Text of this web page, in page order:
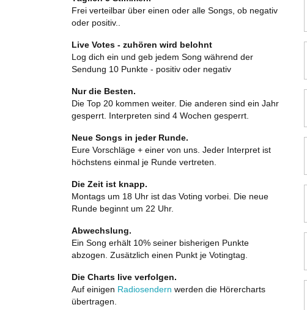
Frei verteilbar über einen oder alle Songs, ob negativ
oder positiv..
Live Votes - zuhören wird belohnt
Log dich ein und geb jedem Song während der
Sendung 10 Punkte - positiv oder negativ
Nur die Besten.
Die Top 20 kommen weiter. Die anderen sind ein Jahr
gesperrt. Interpreten sind 4 Wochen gesperrt.
Neue Songs in jeder Runde.
Eure Vorschläge + einer von uns. Jeder Interpret ist
höchstens einmal je Runde vertreten.
Die Zeit ist knapp.
Montags um 18 Uhr ist das Voting vorbei. Die neue
Runde beginnt um 22 Uhr.
Abwechslung.
Ein Song erhält 10% seiner bisherigen Punkte
abzogen. Zusätzlich einen Punkt je Votingtag.
Die Charts live verfolgen.
Auf einigen Radiosendern werden die Hörercharts
übertragen.